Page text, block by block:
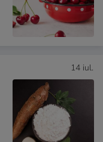
14 iul.